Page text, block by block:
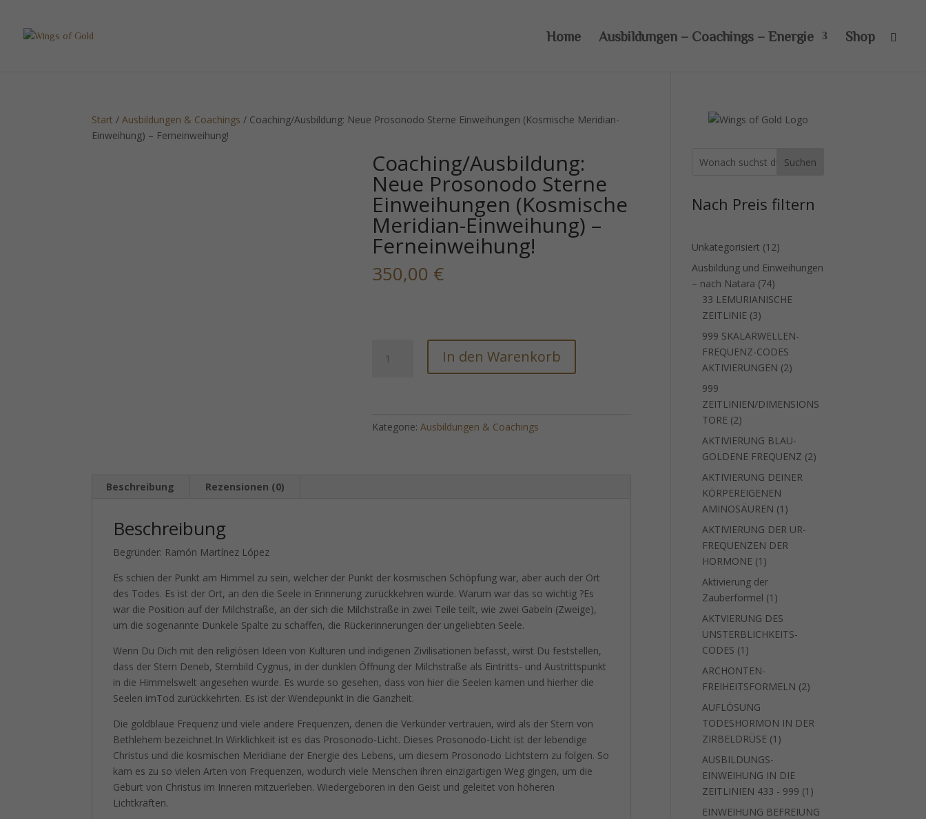
Home Ausbildungen – Coachings – Energie Shop
Start / Ausbildungen & Coachings / Coaching/Ausbildung: Neue Prosonodo Sterne Einweihungen (Kosmische Meridian-
Einweihung) – Ferneinweihung!
Coaching/Ausbildung:
Neue Prosonodo Sterne
Einweihungen (Kosmische
Meridian-Einweihung) –
Ferneinweihung!
350,00 €
Neue
(Kosmische
In den Warenkorb
Kategorie: Ausbildungen & Coachings
Beschreibung Rezensionen (0)
Beschreibung
Begründer: Ramón Martínez López
Es schien der Punkt am Himmel zu sein, welcher der Punkt der kosmischen Schöpfung war, aber auch der Ort
des Todes. Es ist der Ort, an den die Seele in Erinnerung zurückkehren würde. Warum war das so wichtig ?Es
war die Position auf der Milchstraße, an der sich die Milchstraße in zwei Teile teilt, wie zwei Gabeln (Zweige),
um die sogenannte Dunkele Spalte zu schaffen, die Rückerinnerungen der ungeliebten Seele.
Wenn Du Dich mit den religiösen Ideen von Kulturen und indigenen Zivilisationen befasst, wirst Du feststellen,
dass der Stern Deneb, Sternbild Cygnus, in der dunklen Öffnung der Milchstraße als Eintritts- und Austrittspunkt
in die Himmelswelt angesehen wurde. Es wurde so gesehen, dass von hier die Seelen kamen und hierher die
Seelen imTod zurückkehrten. Es ist der Wendepunkt in die Ganzheit.
Die goldblaue Frequenz und viele andere Frequenzen, denen die Verkünder vertrauen, wird als der Stern von
Bethlehem bezeichnet.In Wirklichkeit ist es das Prosonodo-Licht. Dieses Prosonodo-Licht ist der lebendige
Christus und die kosmischen Meridiane der Energie des Lebens, um diesem Prosonodo Lichtstern zu folgen. So
kam es zu so vielen Arten von Frequenzen, wodurch viele Menschen ihren einzigartigen Weg gingen, um die
Geburt von Christus im Inneren mitzuerleben. Wiedergeboren in den Geist und geleitet von höheren
Lichtkräften.
Suchen
Nach Preis filtern
Unkategorisiert 1212
Produkte
Ausbildung und Einweihungen
– nach Natara 7474
Produkte
33 LEMURIANISCHE
ZEITLINIE 33
Produkte
999 SKALARWELLEN-
FREQUENZ-CODES
AKTIVIERUNGEN 22
999
ZEITLINIEN/DIMENSIONS
TORE 22
Produkte
AKTIVIERUNG BLAU-
GOLDENE FREQUENZ 22
AKTIVIERUNG DEINER
KÖRPEREIGENEN
AMINOSÄUREN 1 1
Produkt
AKTIVIERUNG DER UR-
FREQUENZEN DER
HORMONE 1 1
Aktivierung der
Zauberformel 1 1
Produkt
AKTVIERUNG DES
UNSTERBLICHKEITS-
CODES 1 1
Produkt
ARCHONTEN-
FREIHEITSFORMELN 22
AUFLÖSUNG
TODESHORMON IN DER
ZIRBELDRÜSE 1 1
AUSBILDUNGS-
EINWEIHUNG IN DIE
ZEITLINIEN 433 - 999 1 1
Produkt
EINWEIHUNG BEFREIUNG